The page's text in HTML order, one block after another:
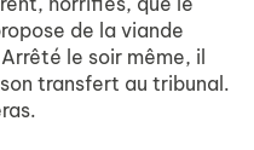
de la viande
le soir même, il
transfert au tribunal.